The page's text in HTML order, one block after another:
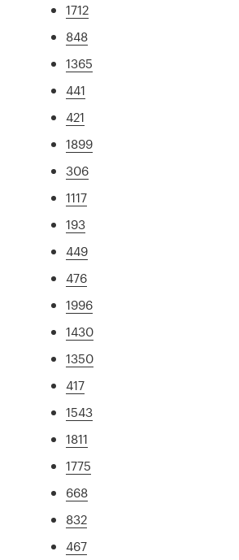
1712
848
1365
441
421
1899
306
1117
193
449
476
1996
1430
1350
417
1543
1811
1775
668
832
467